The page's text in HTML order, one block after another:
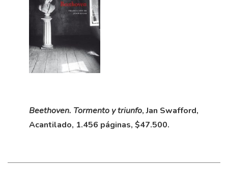
Beethoven. Tormento y triunfo, Jan Swafford,
Acantilado, 1.456 páginas, $47.500.